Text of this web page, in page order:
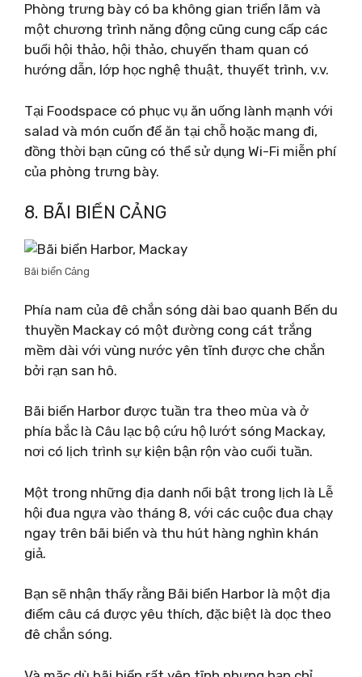
Phòng trưng bày có ba không gian triển lãm và
một chương trình năng động cũng cung cấp các
buổi hội thảo, hội thảo, chuyến tham quan có
hướng dẫn, lớp học nghệ thuật, thuyết trình, v.v.
Tại Foodspace có phục vụ ăn uống lành mạnh với
salad và món cuốn để ăn tại chỗ hoặc mang đi,
đồng thời bạn cũng có thể sử dụng Wi-Fi miễn phí
của phòng trưng bày.
8. BÃI BIỂN CẢNG
Bãi biển Cảng
Phía nam của đê chắn sóng dài bao quanh Bến du
thuyền Mackay có một đường cong cát trắng
mềm dài với vùng nước yên tĩnh được che chắn
bởi rạn san hô.
Bãi biển Harbor được tuần tra theo mùa và ở
phía bắc là Câu lạc bộ cứu hộ lướt sóng Mackay,
nơi có lịch trình sự kiện bận rộn vào cuối tuần.
Một trong những địa danh nổi bật trong lịch là Lễ
hội đua ngựa vào tháng 8, với các cuộc đua chạy
ngay trên bãi biển và thu hút hàng nghìn khán
giả.
Bạn sẽ nhận thấy rằng Bãi biển Harbor là một địa
điểm câu cá được yêu thích, đặc biệt là dọc theo
đê chắn sóng.